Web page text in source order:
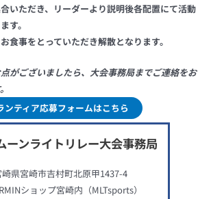
いただき、リーダーより説明後各配置にて活動
す。
食事をとっていただき解散となります。
がございましたら、大会事務局までご連絡をお
ンティア応募フォームはこちら
ーンライトリレー大会事務局
崎県宮崎市吉村町北原甲1437-4
ショップ宮崎内（MLTsports）